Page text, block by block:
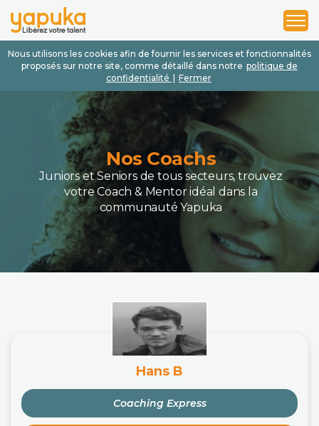
Nous utilisons les cookies afin de fournir les services et fonctionnalités
proposés sur notre site, comme détaillé dans notre politique de
confidentialité
Fermer
1
2
3
Nos Coachs
Juniors et Seniors de tous secteurs, trouvez
votre Coach & Mentor idéal dans la
communauté Yapuka
Hans B
Coaching Express